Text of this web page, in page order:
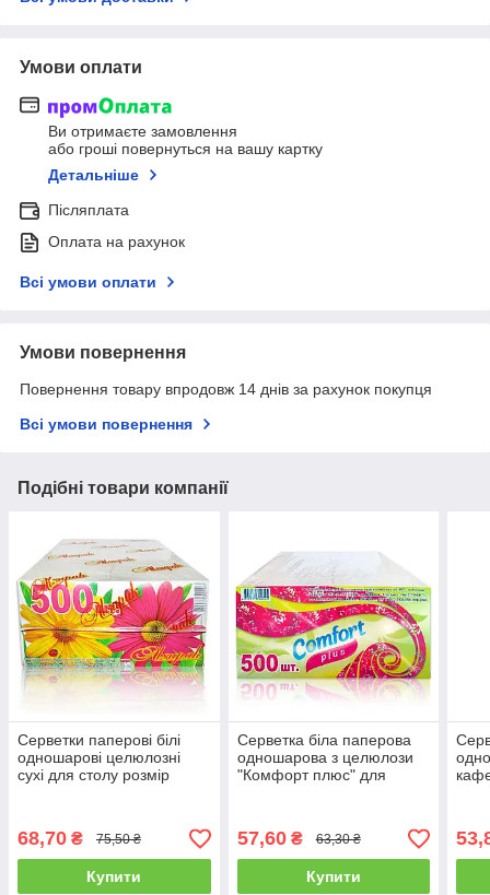
Умови оплати
Ви отримаєте замовлення
або гроші повернуться на вашу картку
Детальніше
Післяплата
Оплата на рахунок
Всі умови оплати
Умови повернення
Повернення товару впродовж 14 днів за рахунок покупця
Всі умови повернення
Подібні товари компанії
Серветки паперові білі
одношарові целюлозні
сухі для столу розмір
68,70 ₴ 75,50 ₴
Купити
Серветка біла паперова
одношарова з целюлози
"Комфорт плюс" для
57,60₴ 63,30 ₴
Купити